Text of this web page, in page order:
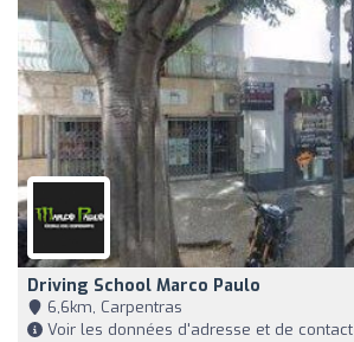
Driving School Marco Paulo
6,6km, Carpentras
Voir les données d'adresse et de contact